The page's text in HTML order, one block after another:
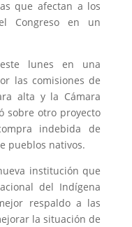
que afectan a los
Congreso en un
lunes en una
las comisiones de
alta y la Cámara
sobre otro proyecto
indebida de
pueblos nativos.
institución que
del Indígena
respaldo a las
la situación de